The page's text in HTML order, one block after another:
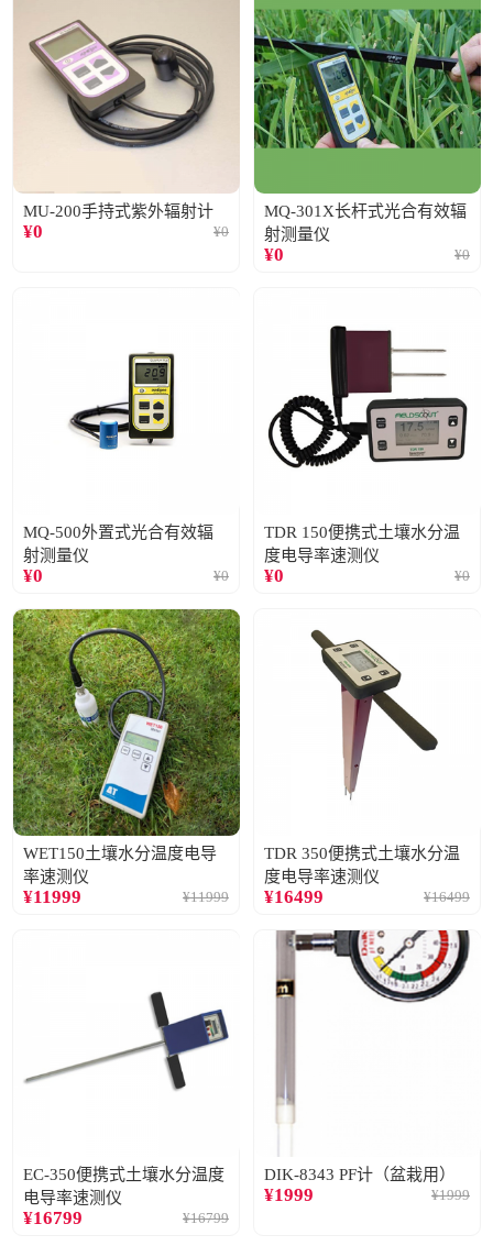
MU-200手持式紫外辐射计
¥0 ¥0
MQ-301X长杆式光合有效辐
射测量仪
¥0 ¥0
MQ-500外置式光合有效辐
射测量仪
¥0 ¥0
TDR 150便携式土壤水分温
度电导率速测仪
¥0 ¥0
WET150土壤水分温度电导
率速测仪
¥11999 ¥11999
TDR 350便携式土壤水分温
度电导率速测仪
¥16499 ¥16499
EC-350便携式土壤水分温度
电导率速测仪
¥16799 ¥16799
DIK-8343 PF计（盆栽用）
¥1999 ¥1999